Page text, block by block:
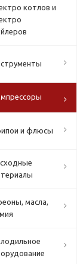
котлов и
и флюсы
масла,